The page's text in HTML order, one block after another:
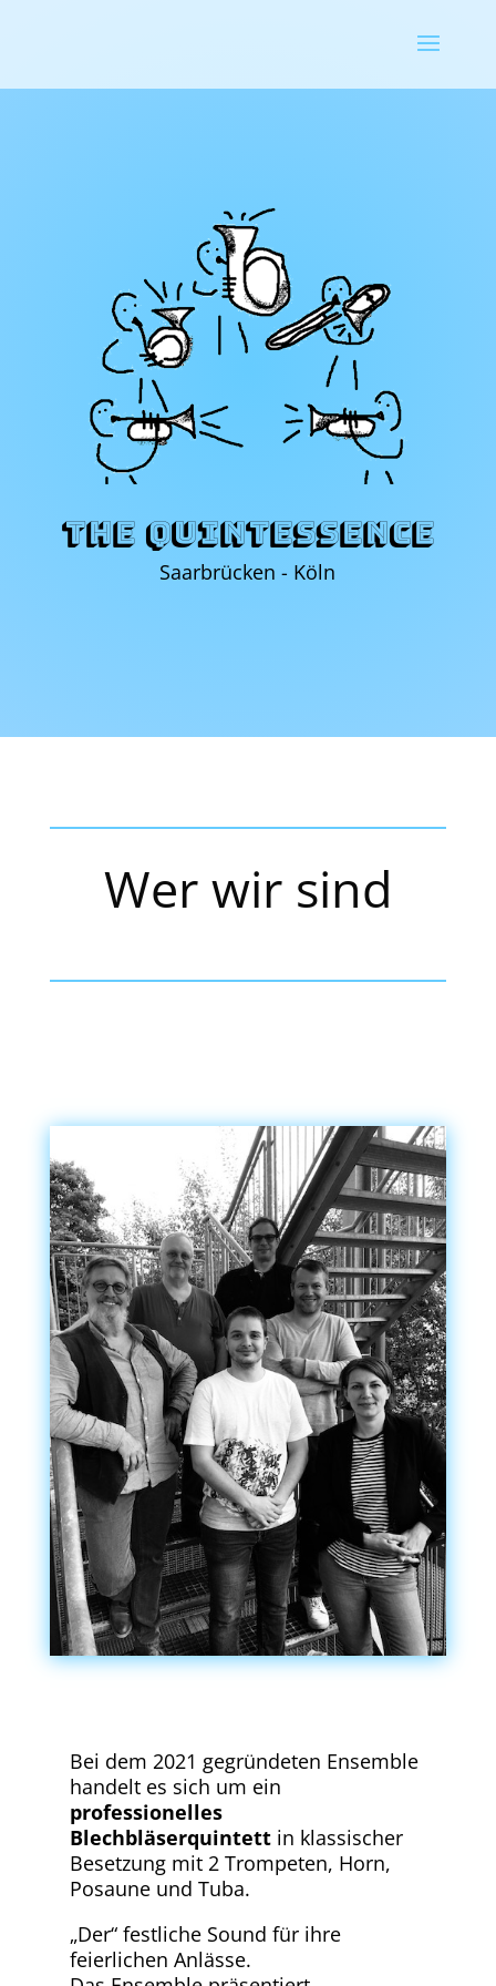
The Quintessence
Saarbrücken - Köln
Wer wir sind
Bei dem 2021 gegründeten Ensemble
handelt es sich um ein
professionelles
Blechbläserquintettin klassischer
Besetzung mit 2 Trompeten, Horn,
Posaune und Tuba.
„Der“ festliche Sound für ihre
feierlichen Anlässe.